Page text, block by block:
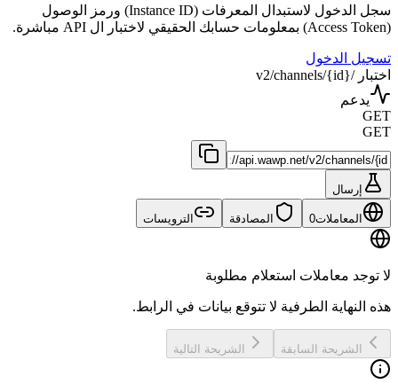
سجل الدخول لاستبدال المعرفات (Instance ID) ورمز الوصول
(Access Token) بمعلومات حسابك الحقيقي لاختبار ال API مباشرة.
تسجيل الدخول
اختبار /v2/channels/{id}
يدعم
GET
GET
إرسال
المعاملات0 المصادقة الترويسات
لا توجد معاملات استعلام مطلوبة
هذه النهاية الطرفية لا تتوقع بيانات في الرابط.
الشريحة السابقة الشريحة التالية